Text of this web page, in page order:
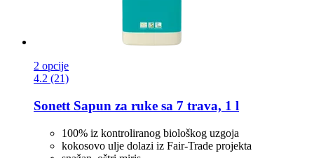
2 opcije
4.2 (21)
Sonett Sapun za ruke sa 7 trava, 1 l
100% iz kontroliranog biološkog uzgoja
kokosovo ulje dolazi iz Fair-Trade projekta